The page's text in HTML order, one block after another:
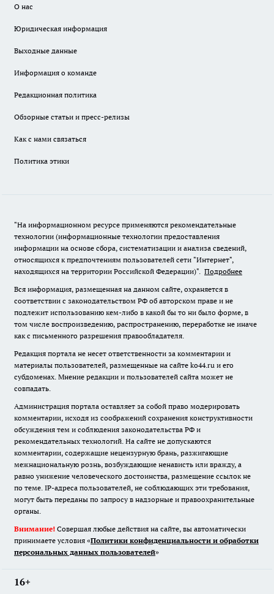
О нас
Юридическая информация
Выходные данные
Информация о команде
Редакционная политика
Обзорные статьи и пресс-релизы
Как с нами связаться
Политика этики
"На информационном ресурсе применяются рекомендательные
технологии (информационные технологии предоставления
информации на основе сбора, систематизации и анализа сведений,
относящихся к предпочтениям пользователей сети "Интернет",
находящихся на территории Российской Федерации)". Подробнее
Вся информация, размещенная на данном сайте, охраняется в
соответствии с законодательством РФ об авторском праве и не
подлежит использованию кем-либо в какой бы то ни было форме, в
том числе воспроизведению, распространению, переработке не иначе
как с письменного разрешения правообладателя.
Редакция портала не несет ответственности за комментарии и
материалы пользователей, размещенные на сайте ko44.ru и его
субдоменах. Мнение редакции и пользователей сайта может не
совпадать.
Администрация портала оставляет за собой право модерировать
комментарии, исходя из соображений сохранения конструктивности
обсуждения тем и соблюдения законодательства РФ и
рекомендательных технологий. На сайте не допускаются
комментарии, содержащие нецензурную брань, разжигающие
межнациональную рознь, возбуждающие ненависть или вражду, а
равно унижение человеческого достоинства, размещение ссылок не
по теме. IP-адреса пользователей, не соблюдающих эти требования,
могут быть переданы по запросу в надзорные и правоохранительные
органы.
Внимание! Совершая любые действия на сайте, вы автоматически
принимаете условия «Политики конфиденциальности и обработки
персональных данных пользователей»
16+